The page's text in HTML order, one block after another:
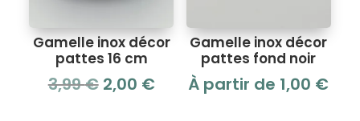
Gamelle inox décor
pattes 16 cm
3,99€ Le
2,00 €Le
Gamelle inox décor
pattes fond noir
À partir de 1,00 €